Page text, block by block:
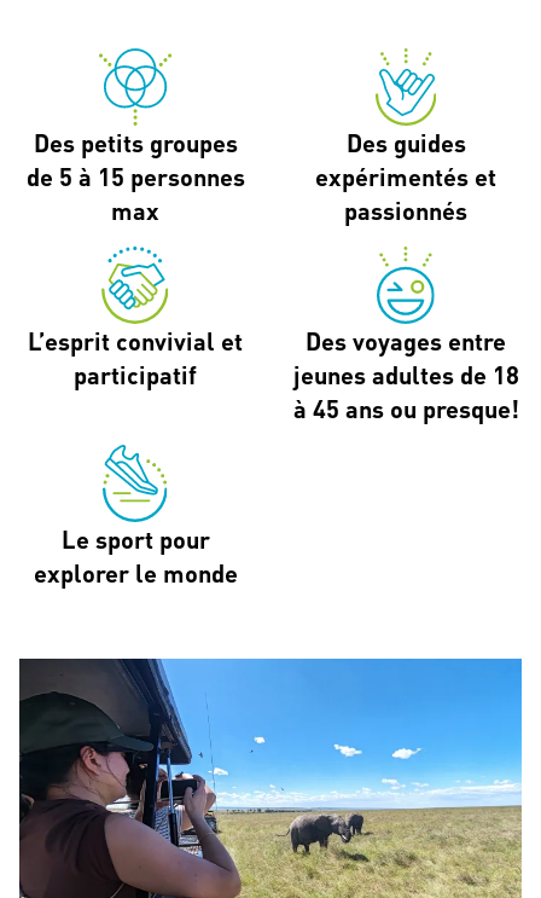
Des petits groupes
de 5 à 15 personnes
max
Des guides
expérimentés et
passionnés
L’esprit convivial et
participatif
Des voyages entre
jeunes adultes de 18
à 45 ans ou presque!
Le sport pour
explorer le monde